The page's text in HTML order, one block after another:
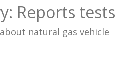
Reports tests
natural gas vehicle